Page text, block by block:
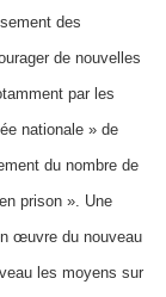
des
de nouvelles
par les
nationale » de
du nombre de
prison ». Une
œuvre du nouveau
les moyens sur